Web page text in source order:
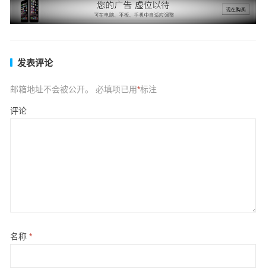
发表评论
邮箱地址不会被公开。 必填项已用*标注
评论
名称 *